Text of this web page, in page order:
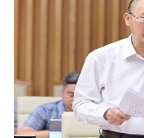
cứu, triển khai các giải
kế phù hợp với điều